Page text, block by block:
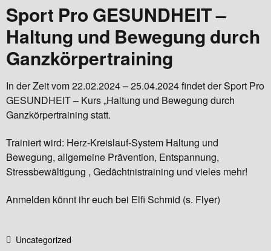
Sport Pro GESUNDHEIT –
Haltung und Bewegung durch
Ganzkörpertraining
In der Zeit vom 22.02.2024 – 25.04.2024 findet der Sport Pro
GESUNDHEIT – Kurs „Haltung und Bewegung durch
Ganzkörpertraining statt.
Trainiert wird: Herz-Kreislauf-System Haltung und
Bewegung, allgemeine Prävention, Entspannung,
Stressbewältigung , Gedächtnistraining und vieles mehr!
Anmelden könnt ihr euch bei Elfi Schmid (s. Flyer)
Uncategorized